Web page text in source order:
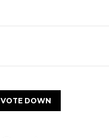
VOTE DOWN